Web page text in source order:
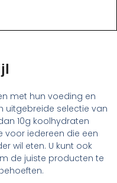
met hun voeding en
uitgebreide selectie van
10g koolhydraten
voor iedereen die een
wil eten. U kunt ook
de juiste producten te